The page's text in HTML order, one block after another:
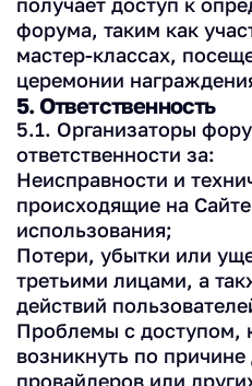
форума, таким как
мастер-классах,
церемонии
5. Ответственность
5.1. Организаторы
ответственности за:
Неисправности и
происходящие на
использования;
Потери, убытки или
третьими лицами, а
действий
Проблемы с доступом,
возникнуть по
провайдеров или